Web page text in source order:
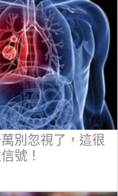
別忽視了，這很
號！